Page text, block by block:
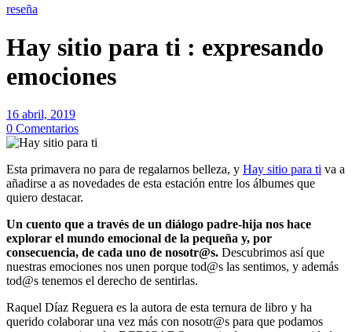
reseña
Hay sitio para ti : expresando
emociones
16 abril, 2019
0 Comentarios
Esta primavera no para de regalarnos belleza, y Hay sitio para ti va a
añadirse a as novedades de esta estación entre los álbumes que
quiero destacar.
Un cuento que a través de un diálogo padre-hija nos hace
explorar el mundo emocional de la pequeña y, por
consecuencia, de cada uno de nosotr@s. Descubrimos así que
nuestras emociones nos unen porque tod@s las sentimos, y además
tod@s tenemos el derecho de sentirlas.
Raquel Díaz Reguera es la autora de esta ternura de libro y ha
querido colaborar una vez más con nosotr@s para que podamos